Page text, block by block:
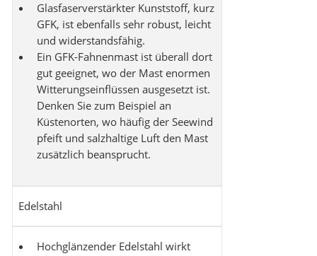
Glasfaserverstärkter Kunststoff, kurz
GFK, ist ebenfalls sehr robust, leicht
und widerstandsfähig.
Ein GFK-Fahnenmast ist überall dort
gut geeignet, wo der Mast enormen
Witterungseinflüssen ausgesetzt ist.
Denken Sie zum Beispiel an
Küstenorten, wo häufig der Seewind
pfeift und salzhaltige Luft den Mast
zusätzlich beansprucht.
Edelstahl
Hochglänzender Edelstahl wirkt